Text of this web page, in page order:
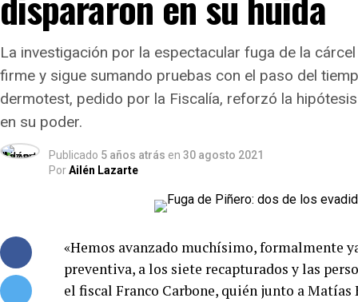
La investigación por la espectacular fuga de la
firme y sigue sumando pruebas con el paso del
dermotest, pedido por la Fiscalía, reforzó la
en su poder.
Publicado 5 años atrás en 30 agosto 2021
PorAilén Lazarte
«Hemos avanzado muchísimo, formalmente
preventiva, a los siete recapturados y las
el fiscal Franco Carbone, quién junto a